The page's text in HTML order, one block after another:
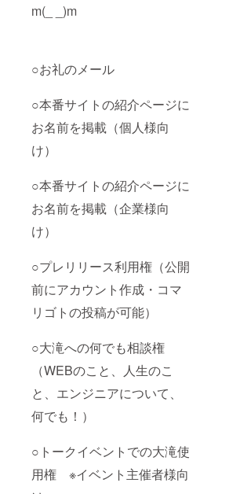
m(_ _)m
○お礼のメール
○本番サイトの紹介ページに
お名前を掲載（個人様向
け）
○本番サイトの紹介ページに
お名前を掲載（企業様向
け）
○プレリリース利用権（公開
前にアカウント作成・コマ
リゴトの投稿が可能）
○大滝への何でも相談権
（WEBのこと、人生のこ
と、エンジニアについて、
何でも！）
○トークイベントでの大滝使
用権 ※イベント主催者様向